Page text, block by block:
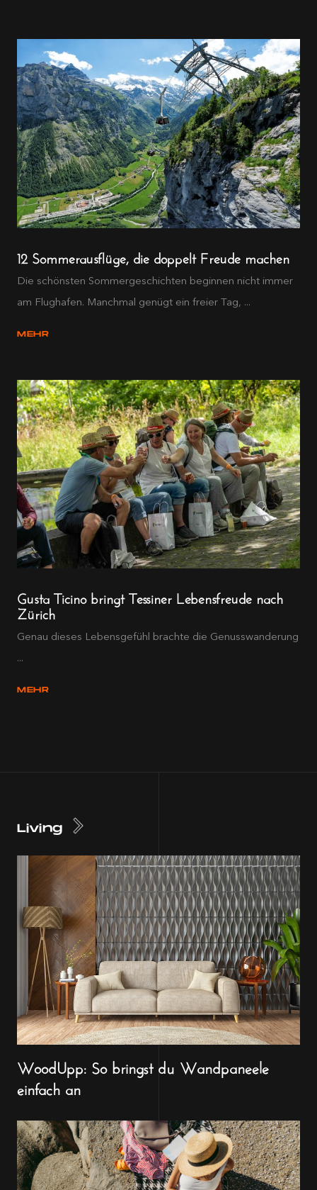
12 Sommerausflüge, die doppelt Freude machen
Die schönsten Sommergeschichten beginnen nicht immer
am Flughafen. Manchmal genügt ein freier Tag, ...
MEHR
Gusta Ticino bringt Tessiner Lebensfreude nach
Zürich
Genau dieses Lebensgefühl brachte die Genusswanderung
...
MEHR
Living
WoodUpp: So bringst du Wandpaneele
einfach an